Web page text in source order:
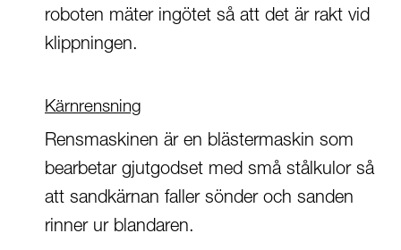
roboten mäter ingötet så att det är rakt vid
klippningen.
Kärnrensning
Rensmaskinen är en blästermaskin som
bearbetar gjutgodset med små stålkulor så
att sandkärnan faller sönder och sanden
rinner ur blandaren.